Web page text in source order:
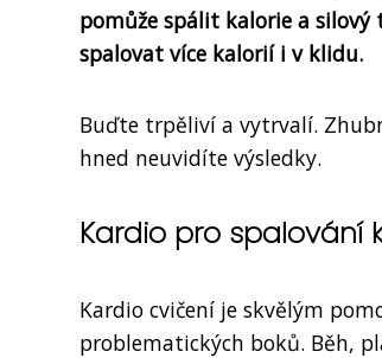
pomůže spálit kalorie a
spalovat více kalorií i v klidu.
Buďte trpěliví a vytrvalí.
hned neuvidíte výsledky.
Kardio pro spalování
Kardio cvičení je skvělým
problematických boků. Běh,